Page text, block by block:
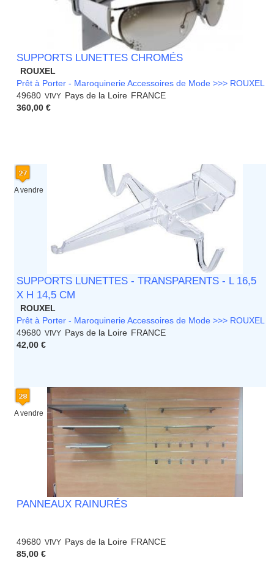
SUPPORTS LUNETTES CHROMÉS
ROUXEL
Prêt à Porter - Maroquinerie Accessoires de Mode >>> ROUXEL
49680 VIVY Pays de la Loire FRANCE
360,00 €
A vendre
SUPPORTS LUNETTES - TRANSPARENTS - L 16,5
X H 14,5 CM
ROUXEL
Prêt à Porter - Maroquinerie Accessoires de Mode >>> ROUXEL
49680 VIVY Pays de la Loire FRANCE
42,00 €
A vendre
PANNEAUX RAINURÉS
49680 VIVY Pays de la Loire FRANCE
85,00 €